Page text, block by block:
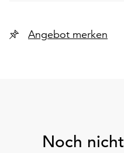
Angebot merken
Noch